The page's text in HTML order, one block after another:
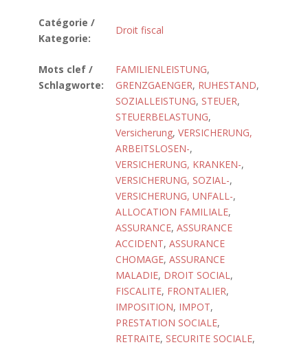
Catégorie /
Kategorie:
Droit fiscal
Mots clef /
Schlagworte:
FAMILIENLEISTUNG,
GRENZGAENGER, RUHESTAND,
SOZIALLEISTUNG, STEUER,
STEUERBELASTUNG,
Versicherung, VERSICHERUNG,
ARBEITSLOSEN-,
VERSICHERUNG, KRANKEN-,
VERSICHERUNG, SOZIAL-,
VERSICHERUNG, UNFALL-,
ALLOCATION FAMILIALE,
ASSURANCE, ASSURANCE
ACCIDENT, ASSURANCE
CHOMAGE, ASSURANCE
MALADIE, DROIT SOCIAL,
FISCALITE, FRONTALIER,
IMPOSITION, IMPOT,
PRESTATION SOCIALE,
RETRAITE, SECURITE SOCIALE,